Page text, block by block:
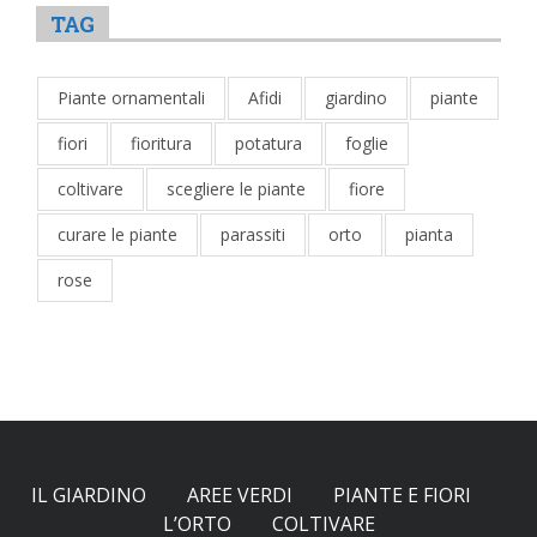
TAG
Piante ornamentali Afidi giardino
piante
fiori
fioritura potatura
foglie
coltivare
scegliere le piante
fiore
curare le piante
parassiti orto
pianta
rose
IL GIARDINO AREE VERDI
PIANTE E FIORI
L’ORTO
COLTIVARE